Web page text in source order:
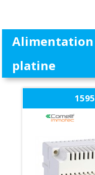
Alimentation
platine
1595